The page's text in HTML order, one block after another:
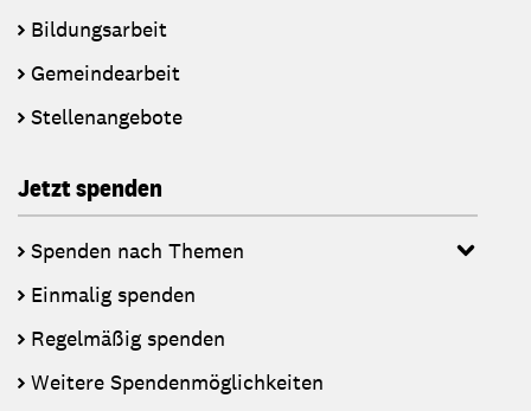
Bildungsarbeit
Gemeindearbeit
Stellenangebote
Jetzt spenden
Spenden nach Themen
Einmalig spenden
Regelmäßig spenden
Weitere Spendenmöglichkeiten